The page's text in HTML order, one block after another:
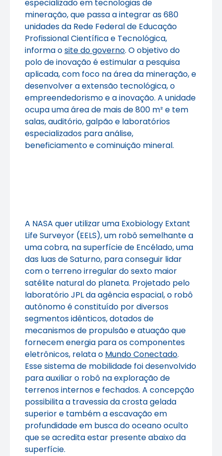
especializado em tecnologias de
mineração, que passa a integrar as 680
unidades da Rede Federal de Educação
Profissional Científica e Tecnológica,
informa osite do governo. O objetivo do
polo de inovação é estimular a pesquisa
aplicada, com foco na área da mineração, e
desenvolver a extensão tecnológica, o
empreendedorismo e a inovação. A unidade
ocupa uma área de mais de 800 m² e tem
salas, auditório, galpão e laboratórios
especializados para análise,
beneficiamento e cominuição mineral.
A NASA quer utilizar uma Exobiology Extant
Life Surveyor (EELS), um robô semelhante a
uma cobra, na superfície de Encélado, uma
das luas de Saturno, para conseguir lidar
com o terreno irregular do sexto maior
satélite natural do planeta. Projetado pelo
laboratório JPL da agência espacial, o robô
autônomo é constituído por diversos
segmentos idênticos, dotados de
mecanismos de propulsão e atuação que
fornecem energia para os componentes
eletrônicos, relata o Mundo Conectado.
Esse sistema de mobilidade foi desenvolvido
para auxiliar o robô na exploração de
terrenos internos e fechados. A concepção
possibilita a travessia da crosta gelada
superior e também a escavação em
profundidade em busca do oceano oculto
que se acredita estar presente abaixo da
superfície.